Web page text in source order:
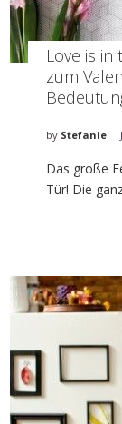
Love is in
zum
by Stefanie
Das große
Tür! Die